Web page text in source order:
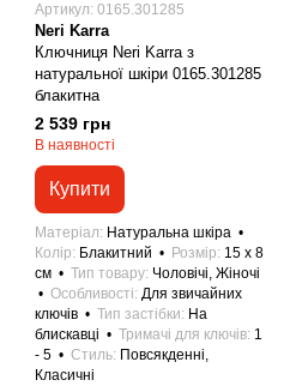
Артикул: 0165.301285
Neri Karra
Ключниця Neri Karra з
натуральної шкіри 0165.301285
блакитна
2 539 грн
В наявності
Купити
Матеріал
Натуральна шкіра
Колір
Блакитний Розмір 15 x 8
см
Тип товару Чоловічі, Жіночі
Особливості Для звичайних
ключів
Тип застібки
На
блискавці
Тримачі для ключів 1
- 5
Стиль Повсякденні,
Класичні